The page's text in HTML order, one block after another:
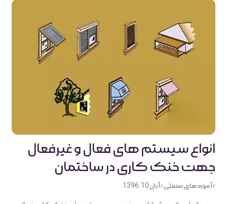
انواع سیستم های فعال و غیرفعال
جهت خنک کاری در ساختمان
/آموزه های صنعتی/آبان 10, 1396